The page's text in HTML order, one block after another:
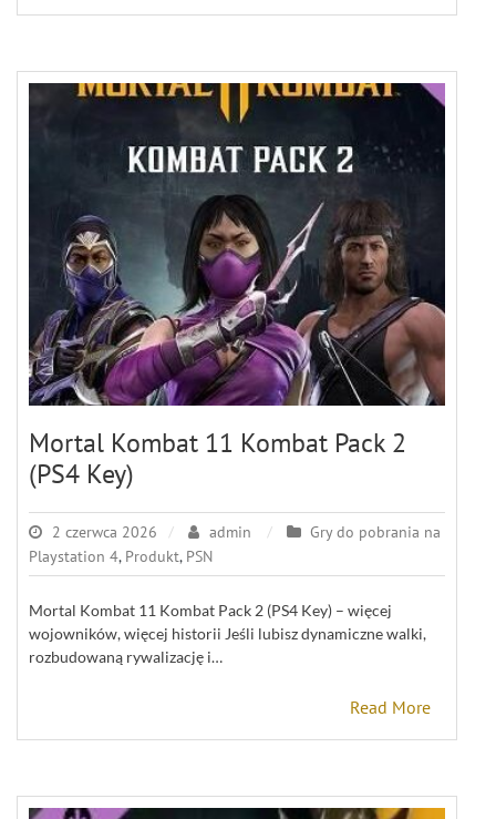
Mortal Kombat 11 Kombat Pack 2
(PS4 Key)
2 czerwca 2026 admin
Gry do pobrania na
Playstation 4, Produkt, PSN
Mortal Kombat 11 Kombat Pack 2 (PS4 Key) – więcej
wojowników, więcej historii Jeśli lubisz dynamiczne walki,
rozbudowaną rywalizację i…
Read More